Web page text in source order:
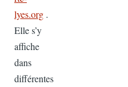
lyes.org .
Elle s’y
affiche
dans
différentes